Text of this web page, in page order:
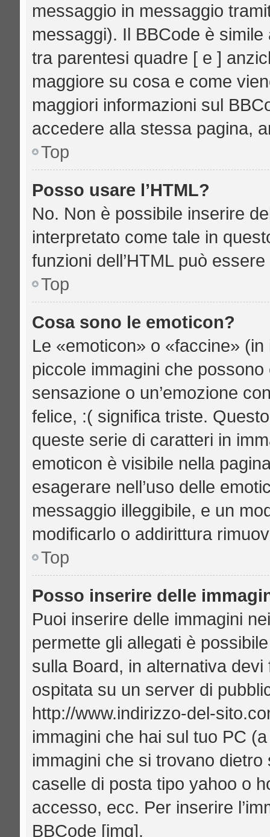
messaggio in messaggio
messaggi). Il BBCode è
tra parentesi quadre [ e ]
maggiore su cosa e come
maggiori informazioni sul
accedere alla stessa pagina,
Top
Posso usare l’HTML?
No. Non è possibile inserire
interpretato come tale in
funzioni dell’HTML può
Top
Cosa sono le emoticon?
Le «emoticon» o «faccine»
piccole immagini che
sensazione o un’emozione
felice, :( significa triste.
queste serie di caratteri in
emoticon è visibile nella
esagerare nell’uso delle
messaggio illeggibile, e un
modificarlo o addirittura
Top
Posso inserire delle
Puoi inserire delle immagini
permette gli allegati è
sulla Board, in alternativa devi
ospitata su un server di
http://www.indirizzo-del-
immagini che hai sul tuo PC
immagini che si trovano
caselle di posta tipo yahoo o
accesso, ecc. Per inserire
BBCode [img].